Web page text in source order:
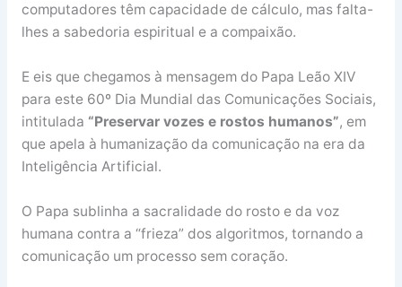
computadores têm capacidade de cálculo, mas falta-
lhes a sabedoria espiritual e a compaixão.
E eis que chegamos à mensagem do Papa Leão XIV
para este 60º Dia Mundial das Comunicações Sociais,
intitulada “Preservar vozes e rostos humanos”, em
que apela à humanização da comunicação na era da
Inteligência Artificial.
O Papa sublinha a sacralidade do rosto e da voz
humana contra a “frieza” dos algoritmos, tornando a
comunicação um processo sem coração.